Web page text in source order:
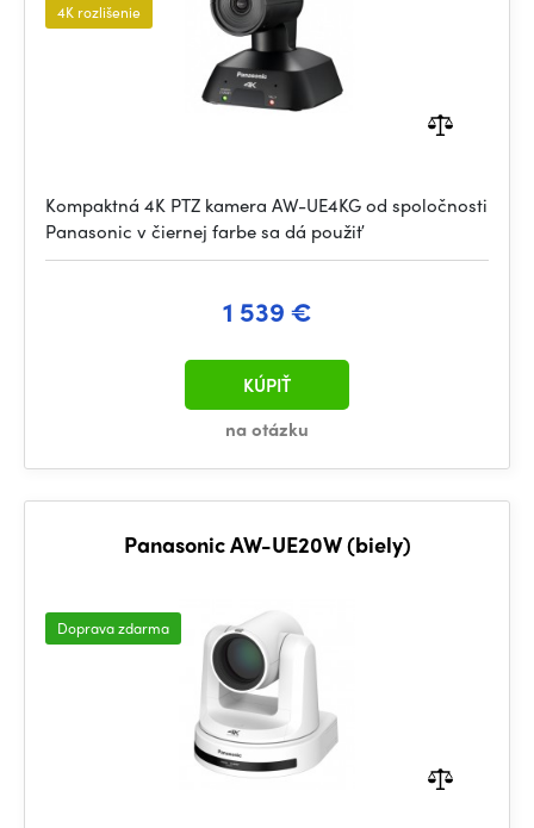
4K rozlišenie
Kompaktná 4K PTZ kamera AW-UE4KG od spoločnosti
Panasonic v čiernej farbe sa dá použiť
1 539 €
na otázku
KÚPIŤ
Panasonic AW-UE20W (biely)
Doprava zdarma